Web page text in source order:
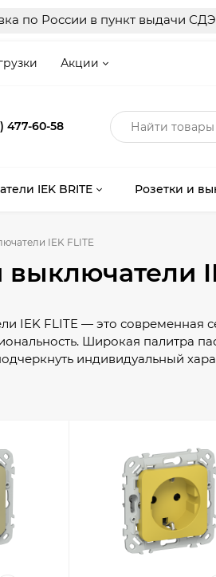
по России в пункт выдачи
Акции
477-60-58
IEK BRITE Розетки и
IEK FLITE
выключатели
IEK FLITE — это современная
Широкая палитра
индивидуальный
и горизонтальной
и надёжные контактные